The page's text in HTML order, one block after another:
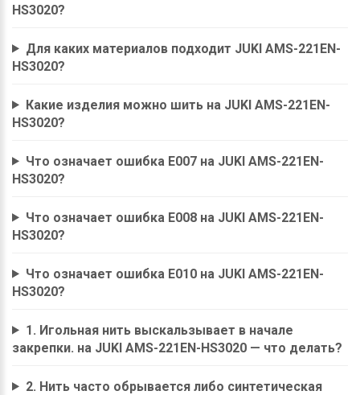
HS3020?
Для каких материалов подходит JUKI AMS-221EN-
HS3020?
Какие изделия можно шить на JUKI AMS-221EN-
HS3020?
Что означает ошибка E007 на JUKI AMS-221EN-
HS3020?
Что означает ошибка E008 на JUKI AMS-221EN-
HS3020?
Что означает ошибка E010 на JUKI AMS-221EN-
HS3020?
1. Игольная нить выскальзывает в начале
закрепки. на JUKI AMS-221EN-HS3020 — что делать?
2. Нить часто обрывается либо синтетическая